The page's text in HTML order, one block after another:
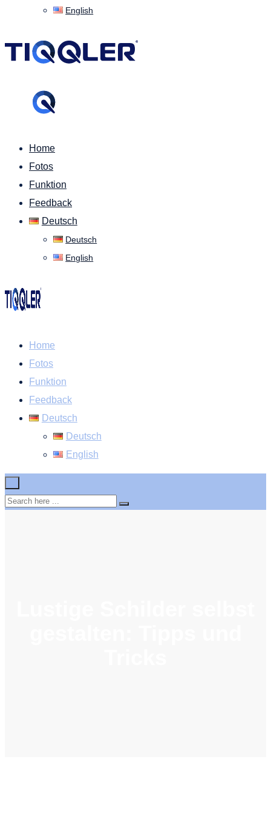
English
Home
Fotos
Funktion
Feedback
Deutsch
Deutsch
English
Home
Fotos
Funktion
Feedback
Deutsch
Deutsch
English